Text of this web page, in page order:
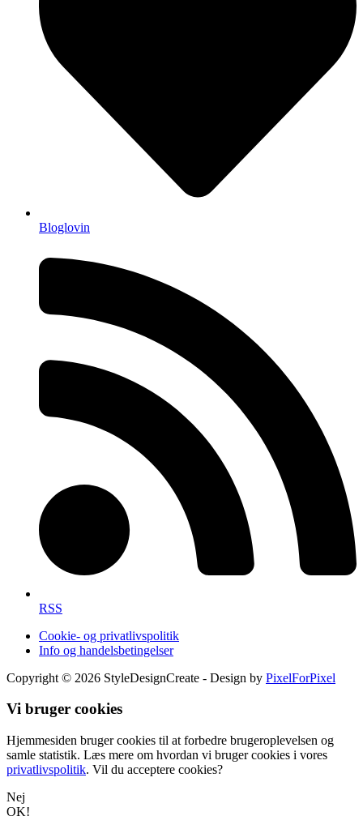
Bloglovin
RSS
Cookie- og privatlivspolitik
Info og handelsbetingelser
Copyright © 2026 StyleDesignCreate - Design by PixelForPixel
Vi bruger cookies
Hjemmesiden bruger cookies til at forbedre brugeroplevelsen og
samle statistik. Læs mere om hvordan vi bruger cookies i vores
privatlivspolitik. Vil du acceptere cookies?
Nej
OK!